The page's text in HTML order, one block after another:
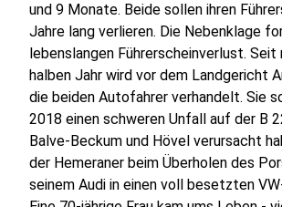
und 9 Monate. Beide sollen ihren
Jahre lang verlieren. Die Nebenklage
lebenslangen Führerscheinverlust. Seit
halben Jahr wird vor dem Landgericht
die beiden Autofahrer verhandelt. Sie
2018 einen schweren Unfall auf der B
Balve-Beckum und Hövel verursacht
der Hemeraner beim Überholen des
seinem Audi in einen voll besetzten